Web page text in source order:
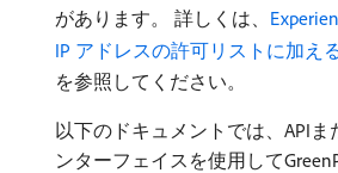
があります。 詳しくは、
IP アドレスの許可リストに加え
を参照してください。
以下のドキュメントでは、APIま
ンターフェイスを使用して